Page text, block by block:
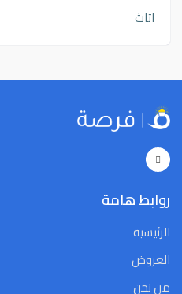
اثاث
روابط هامة
الرئيسية
العروض
من نحن